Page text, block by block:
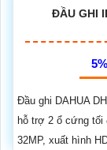
ĐẦU GHI
Đầu ghi DAHUA
hỗ trợ 2 ổ cứng tối
32MP, xuất hình